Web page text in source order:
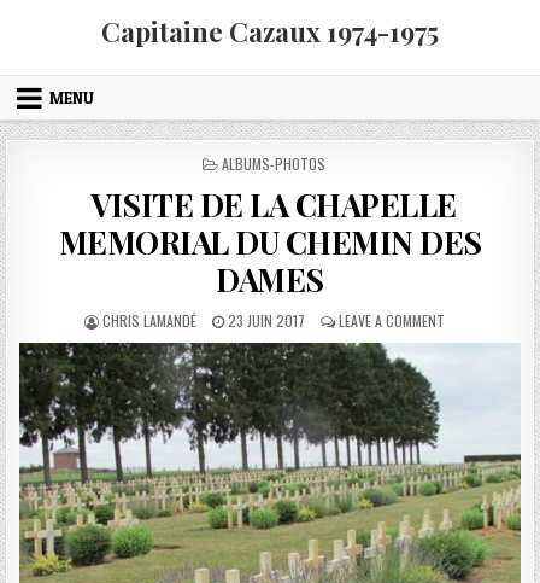
Capitaine Cazaux 1974-1975
MENU
POSTED IN
ALBUMS-PHOTOS
VISITE DE LA CHAPELLE
MEMORIAL DU CHEMIN DES
DAMES
AUTHOR:
CHRIS LAMANDÉ PUBLISHED DATE:
23 JUIN 2017 LEAVE A COMMENTON VISITE DE